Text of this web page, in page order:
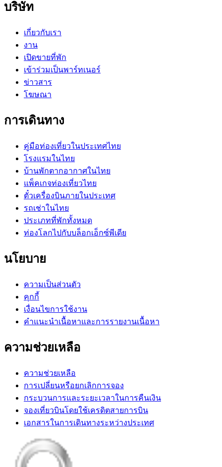
บริษัท
เกี่ยวกับเรา
งาน
เปิดขายที่พัก
เข้าร่วมเป็นพาร์ทเนอร์
ข่าวสาร
โฆษณา
การเดินทาง
คู่มือท่องเที่ยวในประเทศไทย
โรงแรมในไทย
บ้านพักตากอากาศในไทย
แพ็คเกจท่องเที่ยวไทย
ตั๋วเครื่องบินภายในประเทศ
รถเช่าในไทย
ประเภทที่พักทั้งหมด
ท่องโลกไปกับบล็อกเอ็กซ์พีเดีย
นโยบาย
ความเป็นส่วนตัว
คุกกี้
เงื่อนไขการใช้งาน
คำแนะนำเนื้อหาและการรายงานเนื้อหา
ความช่วยเหลือ
ความช่วยเหลือ
การเปลี่ยนหรือยกเลิกการจอง
กระบวนการและระยะเวลาในการคืนเงิน
จองเที่ยวบินโดยใช้เครดิตสายการบิน
เอกสารในการเดินทางระหว่างประเทศ